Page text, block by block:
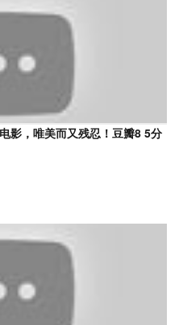
影，唯美而又残忍！豆瓣8 5分